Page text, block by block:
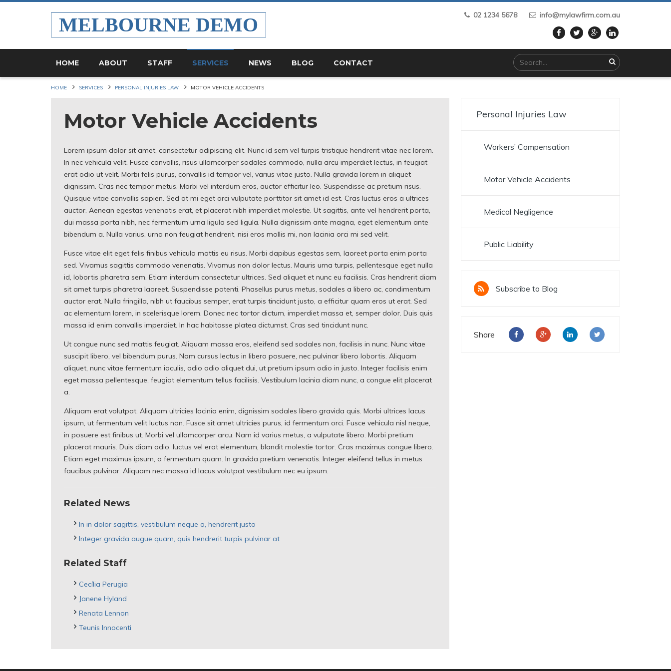
MELBOURNE DEMO 02 1234 5678 info@mylawfirm.com.au
HOME ABOUT STAFF SERVICES NEWS BLOG CONTACT
HOME SERVICES PERSONAL INJURIES LAW MOTOR VEHICLE ACCIDENTS
Motor Vehicle Accidents
Lorem ipsum dolor sit amet, consectetur adipiscing elit. Nunc id sem vel turpis tristique hendrerit vitae nec lorem.
In nec vehicula velit. Fusce convallis, risus ullamcorper sodales commodo, nulla arcu imperdiet lectus, in feugiat
erat odio ut velit. Morbi felis purus, convallis id tempor vel, varius vitae justo. Nulla gravida lorem in aliquet
dignissim. Cras nec tempor metus. Morbi vel interdum eros, auctor efficitur leo. Suspendisse ac pretium risus.
Quisque vitae convallis sapien. Sed at mi eget orci vulputate porttitor sit amet id est. Cras luctus eros a ultrices
auctor. Aenean egestas venenatis erat, et placerat nibh imperdiet molestie. Ut sagittis, ante vel hendrerit porta,
dui massa porta nibh, nec fermentum urna ligula sed ligula. Nulla dignissim ante magna, eget elementum ante
bibendum a. Nulla varius, urna non feugiat hendrerit, nisi eros mollis mi, non lacinia orci mi sed velit.
Fusce vitae elit eget felis finibus vehicula mattis eu risus. Morbi dapibus egestas sem, laoreet porta enim porta
sed. Vivamus sagittis commodo venenatis. Vivamus non dolor lectus. Mauris urna turpis, pellentesque eget nulla
id, lobortis pharetra sem. Etiam interdum consectetur ultrices. Sed aliquet et nunc eu facilisis. Cras hendrerit diam
sit amet turpis pharetra laoreet. Suspendisse potenti. Phasellus purus metus, sodales a libero ac, condimentum
auctor erat. Nulla fringilla, nibh ut faucibus semper, erat turpis tincidunt justo, a efficitur quam eros ut erat. Sed
ac elementum lorem, in scelerisque lorem. Donec nec tortor dictum, imperdiet massa et, semper dolor. Duis quis
massa id enim convallis imperdiet. In hac habitasse platea dictumst. Cras sed tincidunt nunc.
Ut congue nunc sed mattis feugiat. Aliquam massa eros, eleifend sed sodales non, facilisis in nunc. Nunc vitae
suscipit libero, vel bibendum purus. Nam cursus lectus in libero posuere, nec pulvinar libero lobortis. Aliquam
aliquet, nunc vitae fermentum iaculis, odio odio aliquet dui, ut pretium ipsum odio in justo. Integer facilisis enim
eget massa pellentesque, feugiat elementum tellus facilisis. Vestibulum lacinia diam nunc, a congue elit placerat
a.
Aliquam erat volutpat. Aliquam ultricies lacinia enim, dignissim sodales libero gravida quis. Morbi ultrices lacus
ipsum, ut fermentum velit luctus non. Fusce sit amet ultricies purus, id fermentum orci. Fusce vehicula nisl neque,
in posuere est finibus ut. Morbi vel ullamcorper arcu. Nam id varius metus, a vulputate libero. Morbi pretium
placerat mauris. Duis diam odio, luctus vel erat elementum, blandit molestie tortor. Cras maximus congue libero.
Etiam eget maximus ipsum, a fermentum quam. In gravida pretium venenatis. Integer eleifend tellus in metus
faucibus pulvinar. Aliquam nec massa id lacus volutpat vestibulum nec eu ipsum.
Related News
In in dolor sagittis, vestibulum neque a, hendrerit justo
Integer gravida augue quam, quis hendrerit turpis pulvinar at
Related Staff
Cecília Perugia
Janene Hyland
Renata Lennon
Teunis Innocenti
Personal Injuries Law
Workers’ Compensation
Motor Vehicle Accidents
Medical Negligence
Public Liability
Subscribe to Blog
Share